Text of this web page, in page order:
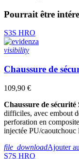
Pourrait être
S3S HRO
visibility
Chaussure de
109,90 €
Chaussure de sécurité
difficiles, avec embout
perforation en
injectée PU/caoutchouc
file_downloadAjouter
S7S HRO